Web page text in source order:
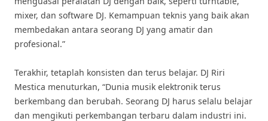
mixer, dan software DJ. Kemampuan teknis yang baik akan
membedakan antara seorang DJ yang amatir dan
profesional.”
Terakhir, tetaplah konsisten dan terus belajar. DJ Riri
Mestica menuturkan, “Dunia musik elektronik terus
berkembang dan berubah. Seorang DJ harus selalu belajar
dan mengikuti perkembangan terbaru dalam industri ini.